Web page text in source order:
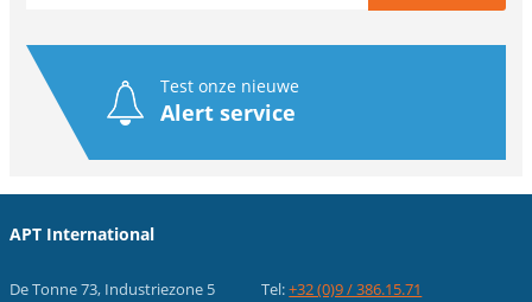
Test onze nieuwe
Alert service
APT International
De Tonne 73, Industriezone 5
Tel:+32 (0)9 / 386.15.71